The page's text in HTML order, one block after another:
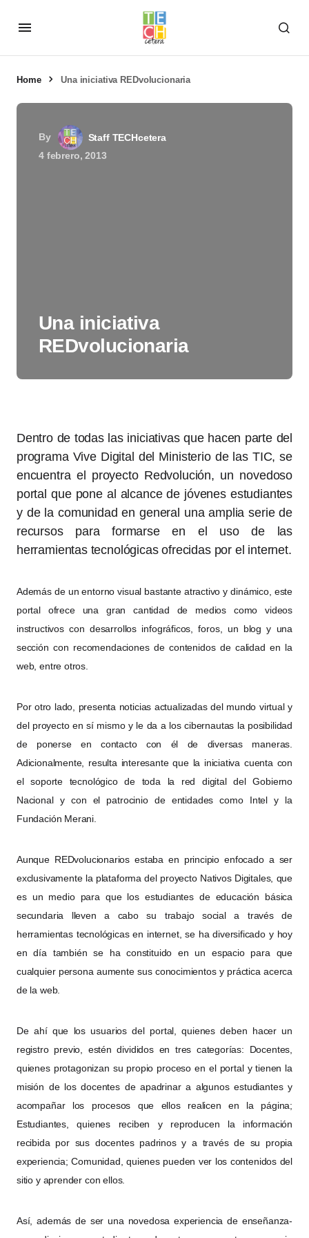
Home Una iniciativa REDvolucionaria
By
Staff TECHcetera
4 febrero, 2013
Una iniciativa
REDvolucionaria
Dentro de todas las iniciativas que hacen parte del
programa Vive Digital del Ministerio de las TIC, se
encuentra el proyecto Redvolución, un novedoso
portal que pone al alcance de jóvenes estudiantes
y de la comunidad en general una amplia serie de
recursos para formarse en el uso de las
herramientas tecnológicas ofrecidas por el internet.
Además de un entorno visual bastante atractivo y dinámico, este
portal ofrece una gran cantidad de medios como videos
instructivos con desarrollos infográficos, foros, un blog y una
sección con recomendaciones de contenidos de calidad en la
web, entre otros.
Por otro lado, presenta noticias actualizadas del mundo virtual y
del proyecto en sí mismo y le da a los cibernautas la posibilidad
de ponerse en contacto con él de diversas maneras.
Adicionalmente, resulta interesante que la iniciativa cuenta con
el soporte tecnológico de toda la red digital del Gobierno
Nacional y con el patrocinio de entidades como Intel y la
Fundación Merani.
Aunque REDvolucionarios estaba en principio enfocado a ser
exclusivamente la plataforma del proyecto Nativos Digitales, que
es un medio para que los estudiantes de educación básica
secundaria lleven a cabo su trabajo social a través de
herramientas tecnológicas en internet, se ha diversificado y hoy
en día también se ha constituido en un espacio para que
cualquier persona aumente sus conocimientos y práctica acerca
de la web.
De ahí que los usuarios del portal, quienes deben hacer un
registro previo, estén divididos en tres categorías: Docentes,
quienes protagonizan su propio proceso en el portal y tienen la
misión de los docentes de apadrinar a algunos estudiantes y
acompañar los procesos que ellos realicen en la página;
Estudiantes, quienes reciben y reproducen la información
recibida por sus docentes padrinos y a través de su propia
experiencia; Comunidad, quienes pueden ver los contenidos del
sitio y aprender con ellos.
Así, además de ser una novedosa experiencia de enseñanza-